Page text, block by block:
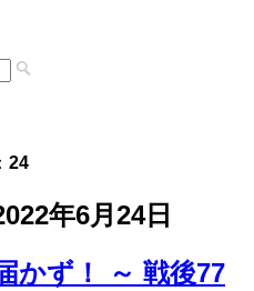
24
年6月24日
かず！ ～ 戦後77